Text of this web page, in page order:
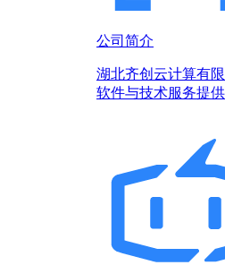
公司简介
湖北齐创云计算有
软件与技术服务提供